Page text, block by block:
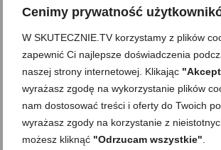
Cenimy prywatność
W SKUTECZNIE.TV korzystamy z plików
zapewnić Ci najlepsze doświadczenia
naszej strony internetowej. Klikając
wyrażasz zgodę na wykorzystanie plików
nam dostosować treści i oferty do Twoich
wyrażasz zgody na korzystanie z
możesz kliknąć "Odrzucam wszystkie"